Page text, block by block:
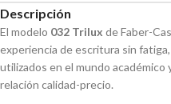
Descripción
El modelo 032 Trilux de Faber-
experiencia de escritura sin
utilizados en el mundo
relación calidad-precio.